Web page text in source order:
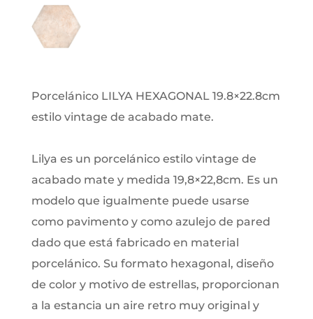
Porcelánico LILYA HEXAGONAL 19.8×22.8cm
estilo vintage de acabado mate.
Lilya es un porcelánico estilo vintage de
acabado mate y medida 19,8×22,8cm. Es un
modelo que igualmente puede usarse
como pavimento y como azulejo de pared
dado que está fabricado en material
porcelánico. Su formato hexagonal, diseño
de color y motivo de estrellas, proporcionan
a la estancia un aire retro muy original y